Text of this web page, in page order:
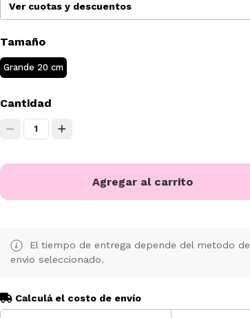
Ver cuotas y descuentos
Tamaño
Grande 20 cm
Cantidad
1
Agregar al carrito
El tiempo de entrega depende del metodo de
envio seleccionado.
Calculá el costo de envío